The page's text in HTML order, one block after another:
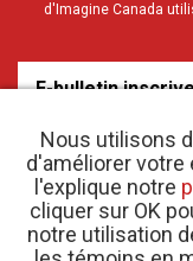
Nous utilisons
d'améliorer votre
l'explique notre
cliquer sur OK
notre utilisation
d'Imagine Canada
E-bulletin